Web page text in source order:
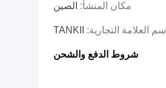
مكان المنشأ: الصين
اسم العلامة التجارية: TANKII
شروط الدفع والشحن